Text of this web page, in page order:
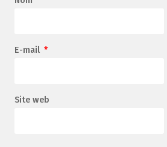
E-mail *
Site web